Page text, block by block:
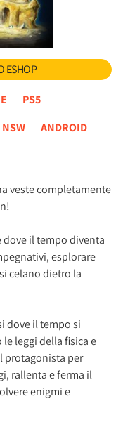
ESHOP
PS5
NSW
ANDROID
veste completamente
il tempo diventa
esplorare
celano dietro la
dove il tempo si
leggi della fisica e
protagonista per
rallenta e ferma il
enigmi e